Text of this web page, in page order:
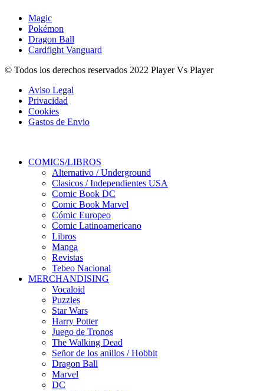
Magic
Pokémon
Dragon Ball
Cardfight Vanguard
© Todos los derechos reservados 2022 Player Vs Player
Aviso Legal
Privacidad
Cookies
Gastos de Envio
COMICS/LIBROS
Alternativo / Underground
Clasicos / Independientes USA
Comic Book DC
Comic Book Marvel
Cómic Europeo
Comic Latinoamericano
Libros
Manga
Revistas
Tebeo Nacional
MERCHANDISING
Vocaloid
Puzzles
Star Wars
Harry Potter
Juego de Tronos
The Walking Dead
Señor de los anillos / Hobbit
Dragon Ball
Marvel
DC